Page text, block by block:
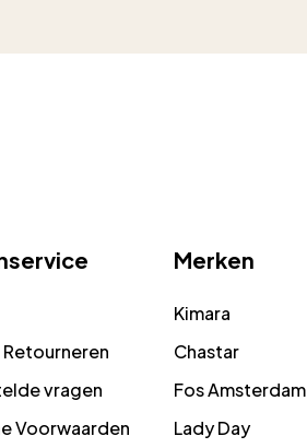
Retourneren
vragen
Voorwaarden
Merken
Kimara
Chastar
Fos Amsterdam
Lady Day